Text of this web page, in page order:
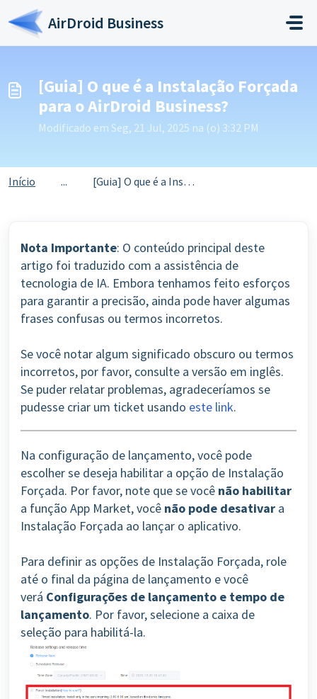
Ir para o conteúdo principal
AirDroid Business
[Guia] O que é a Instalação Forçada
para o AirDroid Business?
Modificado em Seg, 21 Jul, 2025 na (o) 3:32 PM
Início ... [Guia] O que é a Instalação Forçada para o AirDroid Busin...
Nota Importante: O conteúdo principal deste
artigo foi traduzido com a assistência de
tecnologia de IA. Embora tenhamos feito esforços
para garantir a precisão, ainda pode haver algumas
frases confusas ou termos incorretos.
Se você notar algum significado obscuro ou termos
incorretos, por favor, consulte a versão em inglês.
Se puder relatar problemas, agradeceríamos se
pudesse criar um ticket usando este link.
Na configuração de lançamento, você pode
escolher se deseja habilitar a opção de Instalação
Forçada. Por favor, note que se você não habilitar
a função App Market, você não pode desativar a
Instalação Forçada ao lançar o aplicativo.
Para definir as opções de Instalação Forçada, role
até o final da página de lançamento e você
verá Configurações de lançamento e tempo de
lançamento. Por favor, selecione a caixa de
seleção para habilitá-la.